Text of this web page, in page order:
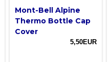
Mont-Bell Alpine
Thermo Bottle Cap
Cover
5,50EUR